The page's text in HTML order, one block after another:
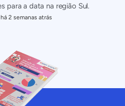
para a data na região Sul.
2 semanas atrás